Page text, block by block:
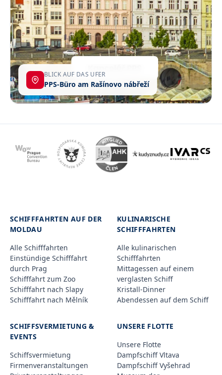
BLICK AUF DAS UFER
PPS-Büro am Rašínovo nábřeží
SCHIFFFAHRTEN AUF DER
MOLDAU
Alle Schifffahrten
Einstündige Schifffahrt
durch Prag
Schifffahrt zum Zoo
Schifffahrt nach Slapy
Schifffahrt nach Mělník
KULINARISCHE
SCHIFFFAHRTEN
Alle kulinarischen
Schifffahrten
Mittagessen auf einem
verglasten Schiff
Kristall-Dinner
Abendessen auf dem Schiff
SCHIFFSVERMIETUNG &
EVENTS
Schiffsvermietung
Firmenveranstaltungen
UNSERE FLOTTE
Unsere Flotte
Dampfschiff Vltava
Dampfschiff Vyšehrad